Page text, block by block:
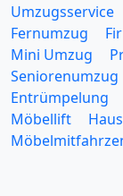
Umzugsservice
Fernumzug
Mini Umzug
Seniorenumzug
Entrümpelung
Möbellift